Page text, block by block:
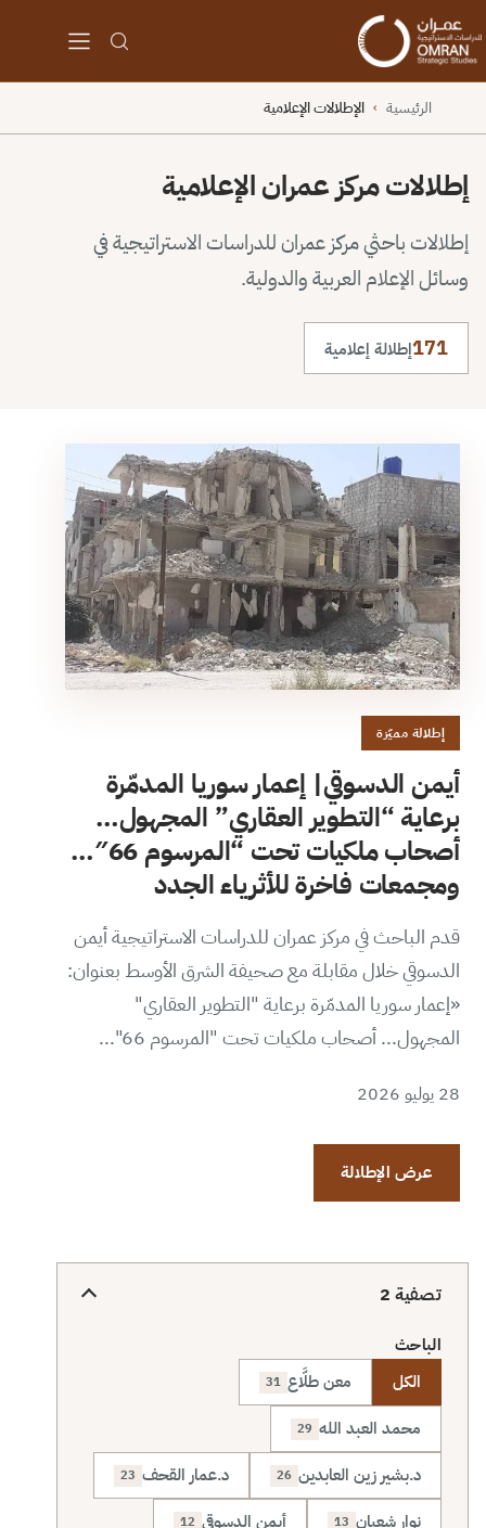
الرئيسية › الإطلالات الإعلامية
إطلالات مركز عمران الإعلامية
إطلالات باحثي مركز عمران للدراسات الاستراتيجية في
وسائل الإعلام العربية والدولية.
171إطلالة إعلامية
إطلالة مميّزة
أيمن الدسوقي| إعمار سوريا المدمّرة
برعاية “التطوير العقاري” المجهول…
أصحاب ملكيات تحت “المرسوم 66″…
ومجمعات فاخرة للأثرياء الجدد
قدم الباحث في مركز عمران للدراسات الاستراتيجية أيمن
الدسوقي خلال مقابلة مع صحيفة الشرق الأوسط بعنوان:
«إعمار سوريا المدمّرة برعاية "التطوير العقاري"
المجهول... أصحاب ملكيات تحت "المرسوم 66"...
28 يوليو 2026
عرض الإطلالة
تصفية 2
الباحث
الكل
معن طلَّاع 31
محمد العبد الله 29
د.بشير زين العابدين 26 د.عمار القحف 23
نوار شعبان 13 أيمن الدسوقي 12